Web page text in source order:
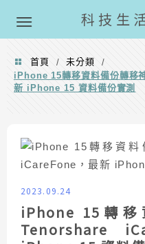
科技生
首頁 / 未分類
/
iPhone 15轉移資料備份轉
新 iPhone 15 資料備份實測
2023.09.24
iPhone 15轉
Tenorshare